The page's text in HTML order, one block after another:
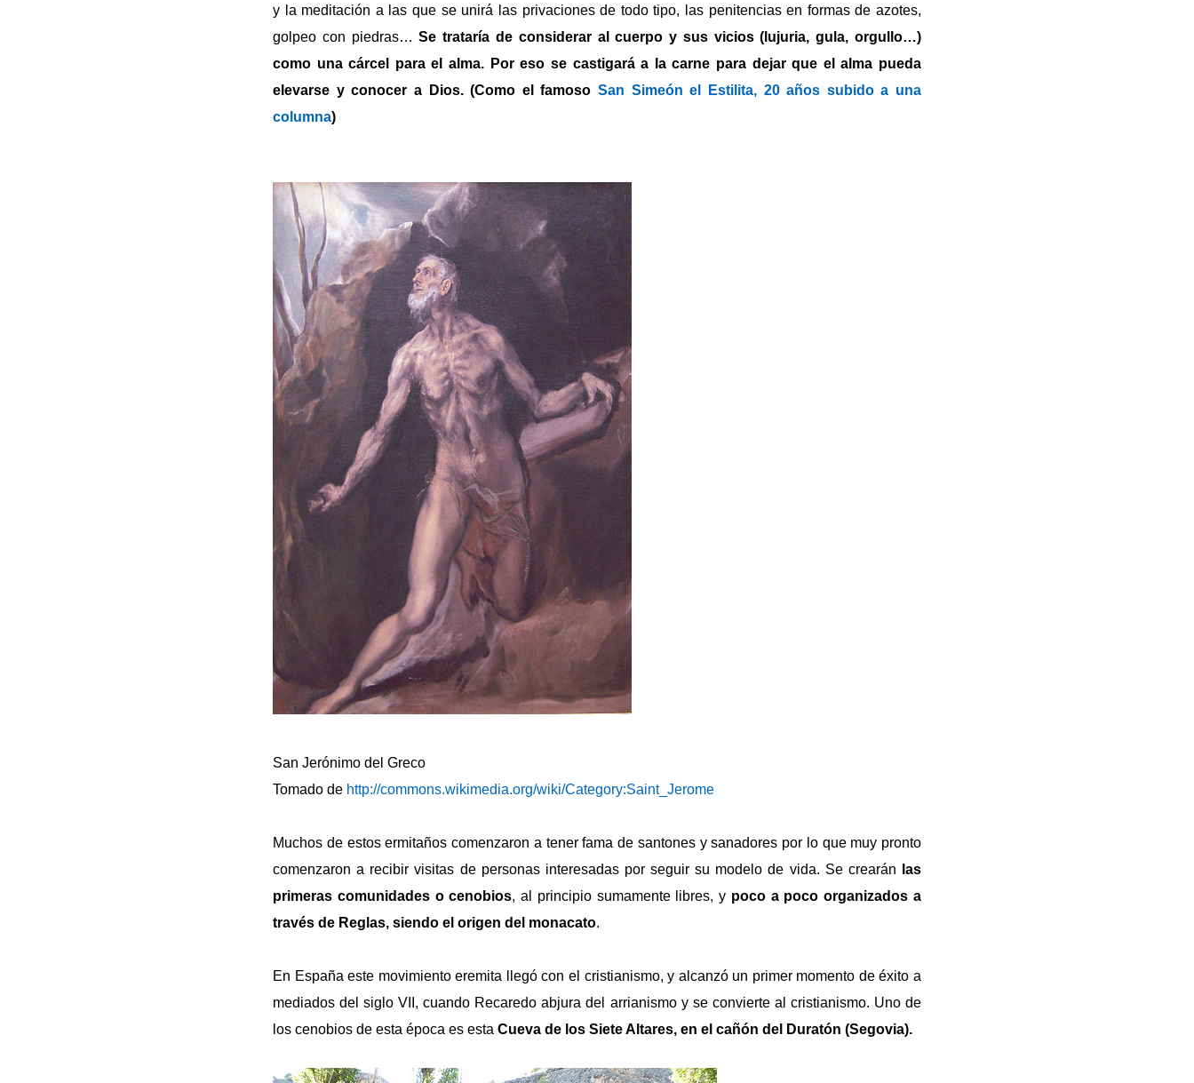
y la meditación a las que se unirá las privaciones de todo tipo, las penitencias en formas de azotes,
golpeo con piedras…Se trataría de considerar al cuerpo y sus vicios (lujuria, gula, orgullo…)
como una cárcel para el alma. Por eso se castigará a la carne para dejar que el alma pueda
elevarse y conocer a Dios.(Como el famoso San Simeón el Estilita, 20 años subido a una
columna)
San Jerónimo del Greco
Tomado de http://commons.wikimedia.org/wiki/Category:Saint_Jerome
Muchos de estos ermitaños comenzaron a tener fama de santones y sanadores por lo que muy pronto
comenzaron a recibir visitas de personas interesadas por seguir su modelo de vida. Se crearán
las
primeras comunidades o cenobios, al principio sumamente libres, y poco a poco organizados a
través de Reglas, siendo el origen del monacato.
En España este movimiento eremita llegó con el cristianismo, y alcanzó un primer momento de éxito a
mediados del siglo VII, cuando Recaredo abjura del arrianismo y se convierte al cristianismo. Uno de
los cenobios de esta época es esta Cueva de los Siete Altares, en el cañón del Duratón (Segovia).